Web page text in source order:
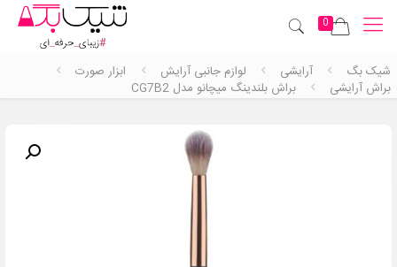
0
شیک بگ آرایشی لوازم جانبی آرایش
ابزار صورت
براش آرایشی
براش بلندینگ میچانو مدل CG7B2